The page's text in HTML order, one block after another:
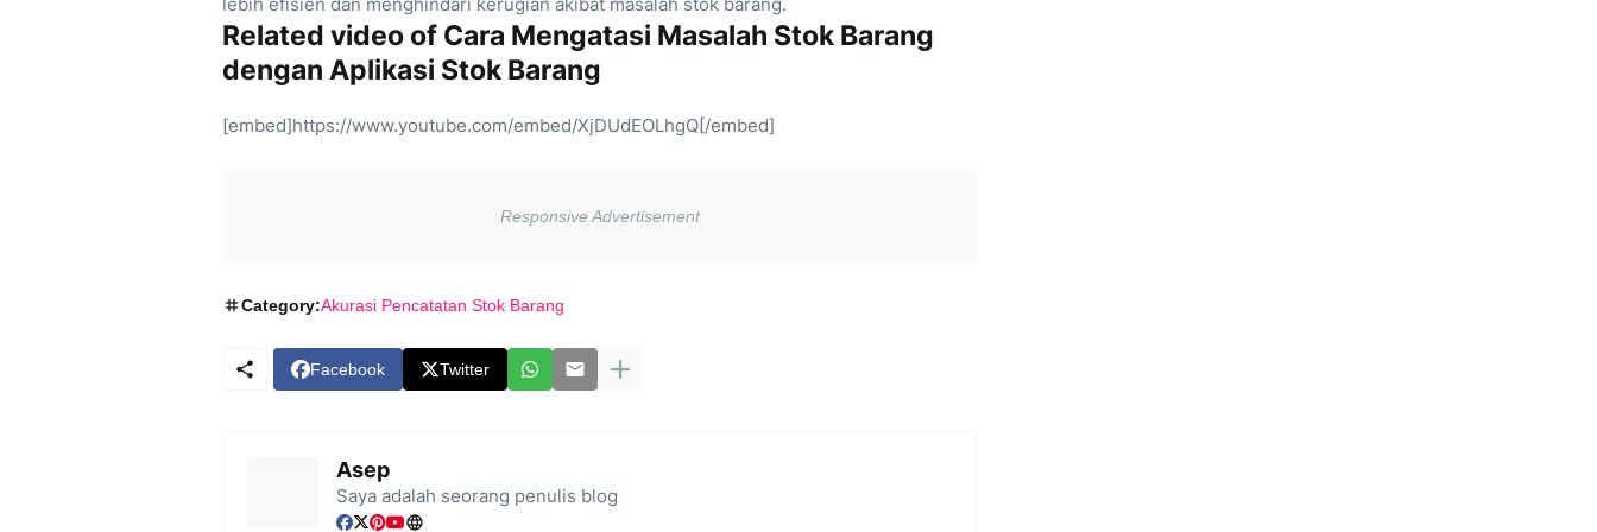
lebih efisien dan menghindari kerugian akibat masalah stok barang.
Related video of Cara Mengatasi Masalah Stok Barang
dengan Aplikasi Stok Barang
[embed]https://www.youtube.com/embed/XjDUdEOLhgQ[/embed]
Category:Akurasi Pencatatan Stok Barang
Facebook Twitter
Asep
Saya adalah seorang penulis blog